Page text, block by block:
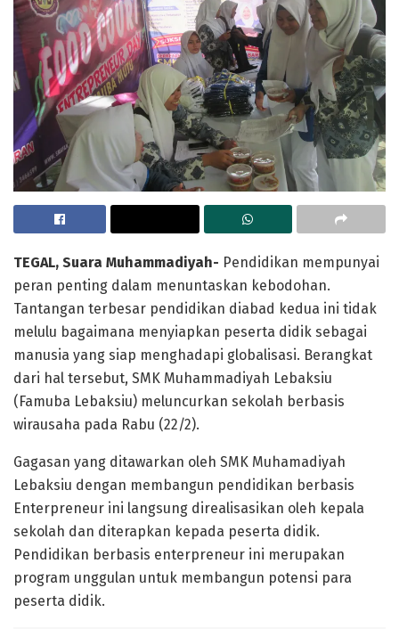
TEGAL, Suara Muhammadiyah- Pendidikan mempunyai
peran penting dalam menuntaskan kebodohan.
Tantangan terbesar pendidikan diabad kedua ini tidak
melulu bagaimana menyiapkan peserta didik sebagai
manusia yang siap menghadapi globalisasi. Berangkat
dari hal tersebut, SMK Muhammadiyah Lebaksiu
(Famuba Lebaksiu) meluncurkan sekolah berbasis
wirausaha pada Rabu (22/2).
Gagasan yang ditawarkan oleh SMK Muhamadiyah
Lebaksiu dengan membangun pendidikan berbasis
Enterpreneur ini langsung direalisasikan oleh kepala
sekolah dan diterapkan kepada peserta didik.
Pendidikan berbasis enterpreneur ini merupakan
program unggulan untuk membangun potensi para
peserta didik.